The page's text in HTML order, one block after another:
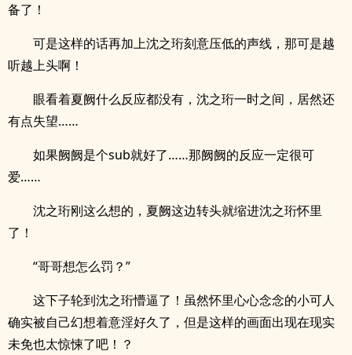
备了！
可是这样的话再加上沈之珩刻意压低的声线，那可是越
听越上头啊！
眼看着夏阙什么反应都没有，沈之珩一时之间，居然还
有点失望……
如果阙阙是个sub就好了……那阙阙的反应一定很可
爱……
沈之珩刚这么想的，夏阙这边转头就缩进沈之珩怀里
了！
“哥哥想怎么罚？”
这下子轮到沈之珩懵逼了！虽然怀里心心念念的小可人
确实被自己幻想着意淫好久了，但是这样的画面出现在现实
未免也太惊悚了吧！？